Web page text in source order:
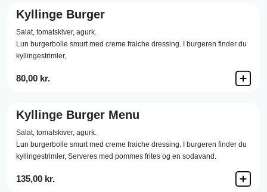
Kyllinge Burger
Salat, tomatskiver, agurk.
Lun burgerbolle smurt med creme fraiche dressing. I burgeren finder du
kyllingestrimler,
80,00 kr.
Kyllinge Burger Menu
Salat, tomatskiver, agurk.
Lun burgerbolle smurt med creme fraiche dressing. I burgeren finder du
kyllingestrimler, Serveres med pommes frites og en sodavand.
135,00 kr.